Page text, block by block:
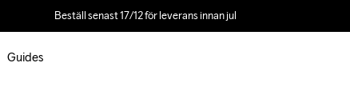
Beställ senast 17/12 för leverans innan jul
Guides